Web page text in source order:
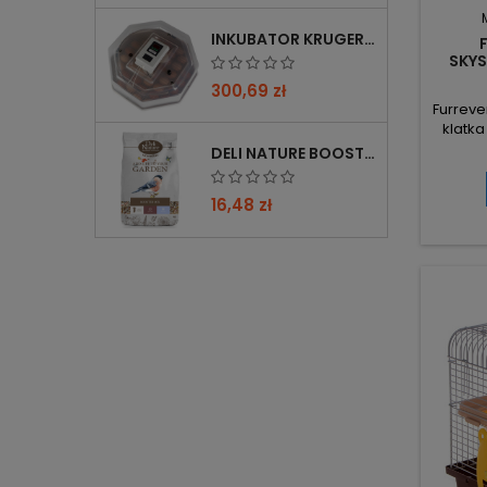
INKUBATOR KRUGER MEIER PROLEXOR 60 NA 60 JAJ Z TERMOSTATEM
300,69 zł
DELI NATURE BOOSTER MIX 850G - PRZYCIĄGA PTAKI ZIMĄ, BOGATY W WITAMINY
16,48 zł